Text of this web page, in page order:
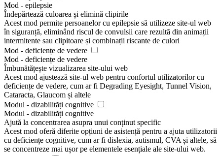
Mod - epilepsie
Îndepărtează culoarea și elimină clipirile
Acest mod permite persoanelor cu epilepsie să utilizeze site-ul web
în siguranță, eliminând riscul de convulsii care rezultă din animații
intermitente sau clipitoare și combinații riscante de culori
Mod - deficiențe de vedere
Mod - deficiențe de vedere
Îmbunătățește vizualizarea site-ului web
Acest mod ajustează site-ul web pentru confortul utilizatorilor cu
deficiențe de vedere, cum ar fi Degrading Eyesight, Tunnel Vision,
Cataracta, Glaucom și altele
Modul - dizabilități cognitive
Modul - dizabilități cognitive
Ajută la concentrarea asupra unui conținut specific
Acest mod oferă diferite opțiuni de asistență pentru a ajuta utilizatorii
cu deficiențe cognitive, cum ar fi dislexia, autismul, CVA și altele, să
se concentreze mai ușor pe elementele esențiale ale site-ului web.